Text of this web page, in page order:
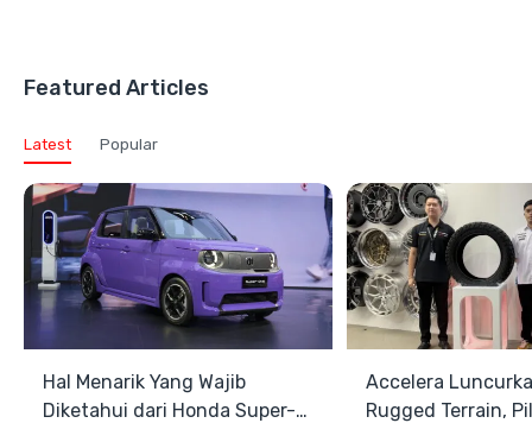
Featured Articles
Latest Popular
Hal Menarik Yang Wajib
Diketahui dari Honda Super-
Accelera
Rugged Terrain,